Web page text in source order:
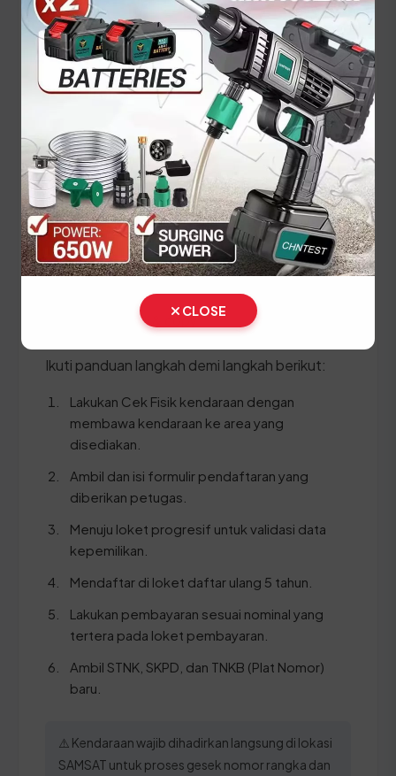
Panduan Pajak 5 Tahunan
(Ganti Plat) di Nusa Tenggara
Barat
Setiap lima tahun, pemilik kendaraan wajib
melakukan pergantian pelat nomor dan cek fisik
kendaraan. Siapkan dokumen tambahan ini:
STNK asli
KTP asli
BPKB asli & copy
Ikuti panduan langkah demi langkah berikut:
Lakukan Cek Fisik kendaraan dengan
membawa kendaraan ke area yang
disediakan.
Ambil dan isi formulir pendaftaran yang
diberikan petugas.
Menuju loket progresif untuk validasi data
kepemilikan.
Mendaftar di loket daftar ulang 5 tahun.
Lakukan pembayaran sesuai nominal yang
tertera pada loket pembayaran.
Ambil STNK, SKPD, dan TNKB (Plat Nomor)
baru.
⚠️ Kendaraan wajib dihadirkan langsung di lokasi
SAMSAT untuk proses gesek nomor rangka dan
CLOSE